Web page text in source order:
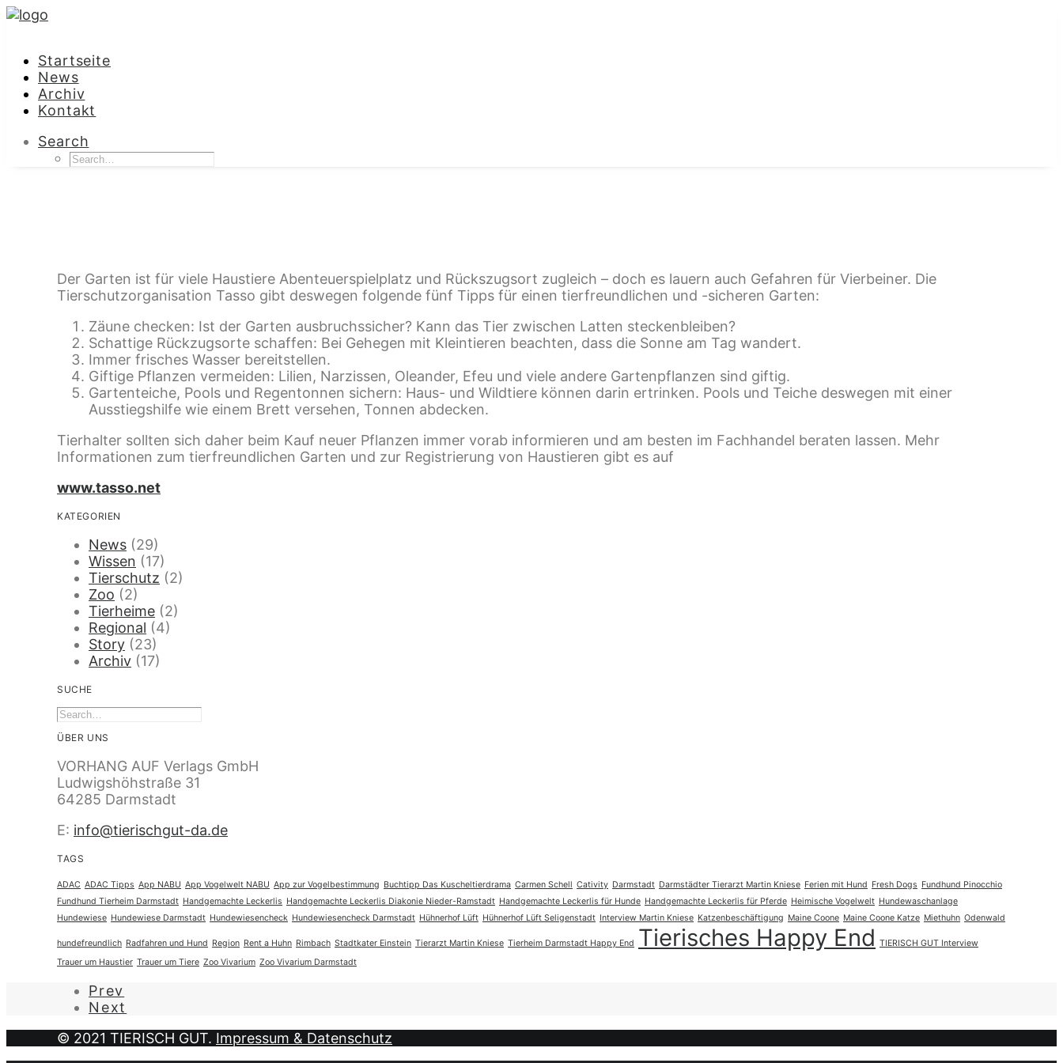
Startseite
News
Archiv
Kontakt
Search
Der Garten ist für viele Haustiere Abenteuerspielplatz und Rückszugsort zugleich – doch es lauern auch Gefahren für Vierbeiner. Die
Tierschutzorganisation Tasso gibt deswegen folgende fünf Tipps für einen tierfreundlichen und -sicheren Garten:
Zäune checken: Ist der Garten ausbruchssicher? Kann das Tier zwischen Latten steckenbleiben?
Schattige Rückzugsorte schaffen: Bei Gehegen mit Kleintieren beachten, dass die Sonne am Tag wandert.
Immer frisches Wasser bereitstellen.
Giftige Pflanzen vermeiden: Lilien, Narzissen, Oleander, Efeu und viele andere Gartenpflanzen sind giftig.
Gartenteiche, Pools und Regentonnen sichern: Haus- und Wildtiere können darin ertrinken. Pools und Teiche deswegen mit einer
Ausstiegshilfe wie einem Brett versehen, Tonnen abdecken.
Tierhalter sollten sich daher beim Kauf neuer Pflanzen immer vorab informieren und am besten im Fachhandel beraten lassen. Mehr
Informationen zum tierfreundlichen Garten und zur Registrierung von Haustieren gibt es auf
www.tasso.net
KATEGORIEN
News (29)
Wissen (17)
Tierschutz (2)
Zoo (2)
Tierheime (2)
Regional (4)
Story (23)
Archiv (17)
SUCHE
ÜBER UNS
VORHANG AUF Verlags GmbH
Ludwigshöhstraße 31
64285 Darmstadt
E: info@tierischgut-da.de
TAGS
ADAC ADAC Tipps App NABU App Vogelwelt NABU App zur Vogelbestimmung Buchtipp Das Kuscheltierdrama Carmen Schell Cativity Darmstadt Darmstädter Tierarzt Martin Kniese Ferien mit Hund Fresh Dogs Fundhund Pinocchio
Fundhund Tierheim Darmstadt Handgemachte Leckerlis Handgemachte Leckerlis Diakonie Nieder-Ramstadt Handgemachte Leckerlis für Hunde Handgemachte Leckerlis für Pferde Heimische Vogelwelt Hundewaschanlage
Hundewiese Hundewiese Darmstadt Hundewiesencheck Hundewiesencheck Darmstadt Hühnerhof Lüft Hühnerhof Lüft Seligenstadt Interview Martin Kniese Katzenbeschäftigung Maine Coone Maine Coone Katze Miethuhn Odenwald
hundefreundlich Radfahren und Hund Region Rent a Huhn Rimbach Stadtkater Einstein Tierarzt Martin Kniese Tierheim Darmstadt Happy End Tierisches Happy End TIERISCH GUT Interview
Trauer um Haustier Trauer um Tiere Zoo Vivarium Zoo Vivarium Darmstadt
Prev
Next
© 2021 TIERISCH GUT. Impressum & Datenschutz